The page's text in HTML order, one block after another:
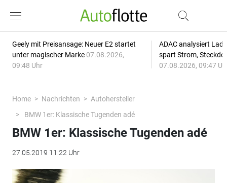
Geely mit Preisansage: Neuer E2 startet
unter magischer Marke 07.08.2026,
09:48 Uhr
ADAC analysiert
spart Strom,
07.08.2026, 09:47
Home Nachrichten
Autohersteller
BMW 1er: Klassische Tugenden adé
BMW 1er: Klassische Tugenden adé
27.05.2019 11:22 Uhr